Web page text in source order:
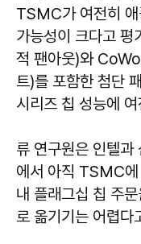
TSMC가 여전히 애
가능성이 크다고
적 팬아웃)와
트)를 포함한 첨단
시리즈 칩 성능에
류 연구원은 인텔과
에서 아직 TSMC에
내 플래그십 칩 주
로 옮기기는 어렵다